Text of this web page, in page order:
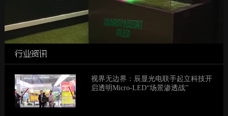
行业资讯
视界无边界：辰显光电联手起立科技开
启透明Micro-LED“场景渗透战”